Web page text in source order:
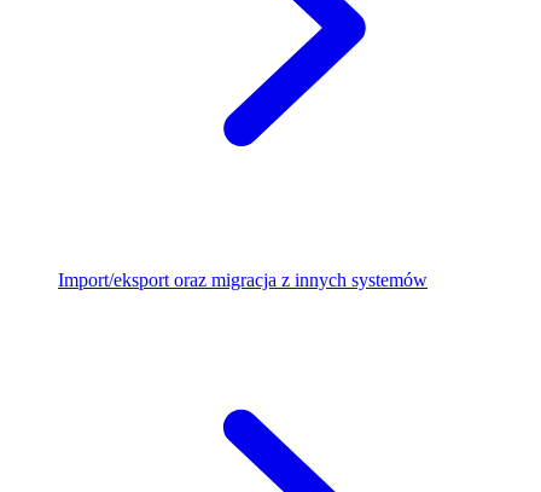
Import/eksport oraz migracja z innych systemów